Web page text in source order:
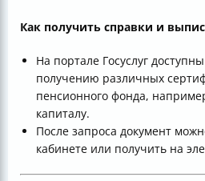
Как получить справки и
На портале Госуслуг
получению различных
пенсионного фонда,
капиталу.
После запроса документ
кабинете или получить на